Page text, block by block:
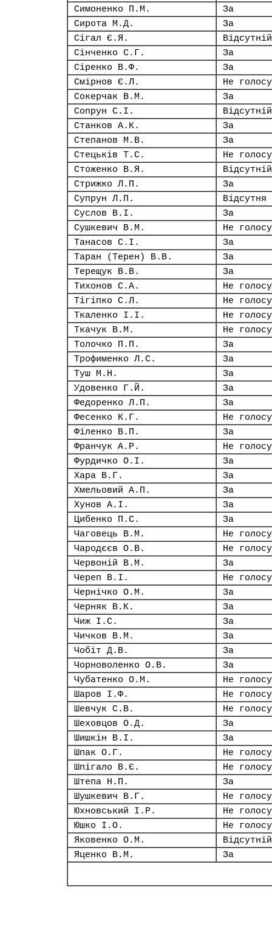
Симоненко П.М.
За
Сирота М.Д.
За
Сігал Є.Я.
Відсутній
Сінченко С.Г.
За
Сіренко В.Ф.
За
Смірнов Є.Л.
Не
Сокерчак В.М.
За
Сопрун С.І.
Відсутній
Станков А.К.
За
Степанов М.В.
За
Стецьків Т.С.
Не
Стоженко В.Я.
Відсутній
Стрижко Л.П.
За
Супрун Л.П.
Відсутня
Суслов В.І.
За
Сушкевич В.М.
Не
Танасов С.І.
За
Таран (Терен) В.В.
За
Терещук В.В.
За
Тихонов С.А.
Не
Тігіпко С.Л.
Не
Ткаленко І.І.
Не
Ткачук В.М.
Не
Толочко П.П.
За
Трофименко Л.С.
За
Туш М.Н.
За
Удовенко Г.Й.
За
Федоренко Л.П.
За
Фесенко К.Г.
Не
Філенко В.П.
За
Франчук А.Р.
Не
Фурдичко О.І.
За
Хара В.Г.
За
Хмельовий А.П.
За
Хунов А.І.
За
Цибенко П.С.
За
Чаговець В.М.
Не
Чародєєв О.В.
Не
Червоній В.М.
За
Череп В.І.
Не
Чернічко О.М.
За
Черняк В.К.
За
Чиж І.С.
За
Чичков В.М.
За
Чобіт Д.В.
За
Чорноволенко О.В.
За
Чубатенко О.М.
Не
Шаров І.Ф.
Не
Шевчук С.В.
Не
Шеховцов О.Д.
За
Шишкін В.І.
За
Шпак О.Г.
Не
Шпігало В.Є.
Не
Штепа Н.П.
За
Шушкевич В.Г.
Не
Юхновський І.Р.
Не
Юшко І.О.
Не
Яковенко О.М.
Відсутній
Яценко В.М.
За